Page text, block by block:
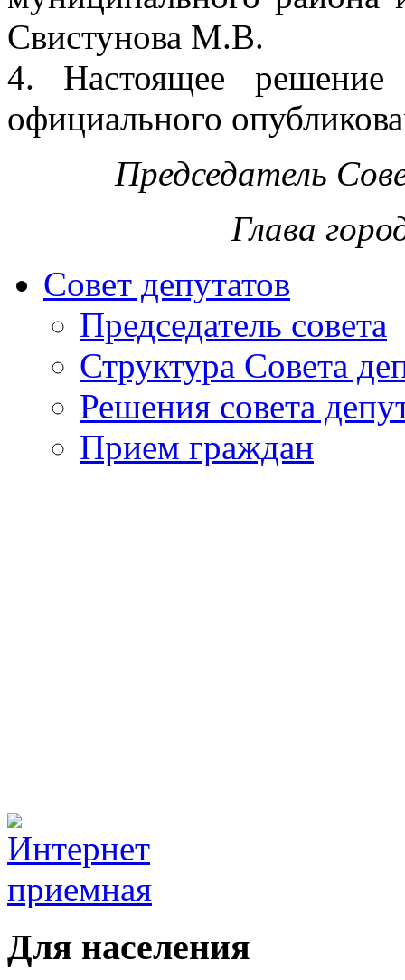
Свистунова М.В.
4. Настоящее
официального
Председатель
Глава
Совет депутатов
Председатель совета
Структура Совета
Решения совета
Прием граждан
Для населения